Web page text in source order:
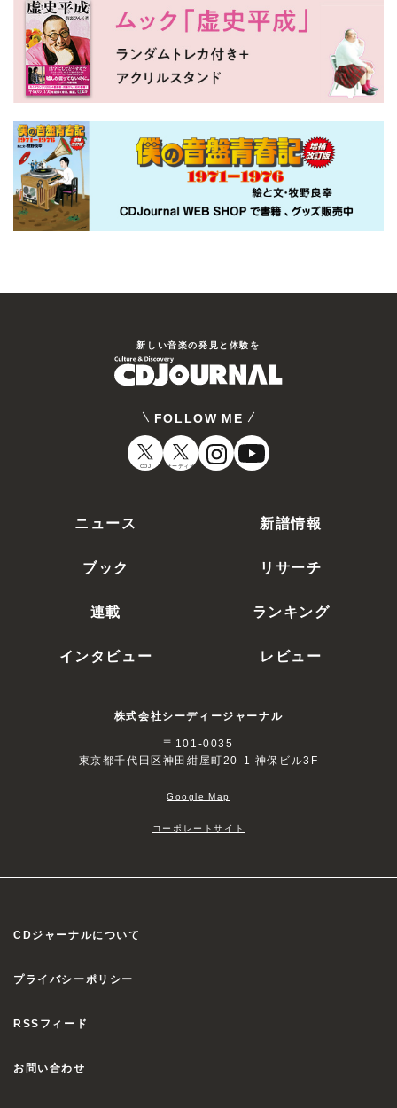
新しい⾳楽の発⾒と体験を
FOLLOW ME
CDJ オーディオ
ニュース 新譜情報
ブック リサーチ
連載 ランキング
インタビュー レビュー
株式会社シーディージャーナル
〒101-0035
東京都千代田区神田紺屋町20-1 神保ビル3F
Google Map
コーポレートサイト
CDジャーナルについて
プライバシーポリシー
RSSフィード
お問い合わせ